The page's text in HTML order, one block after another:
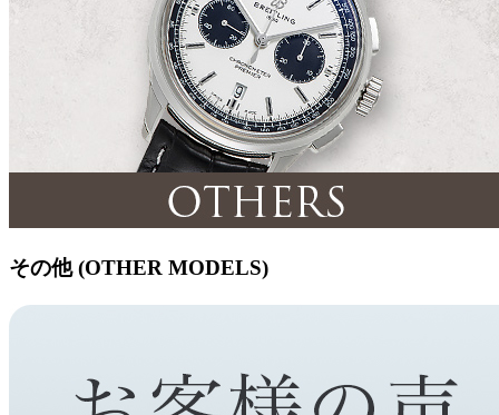
その他 (OTHER MODELS)